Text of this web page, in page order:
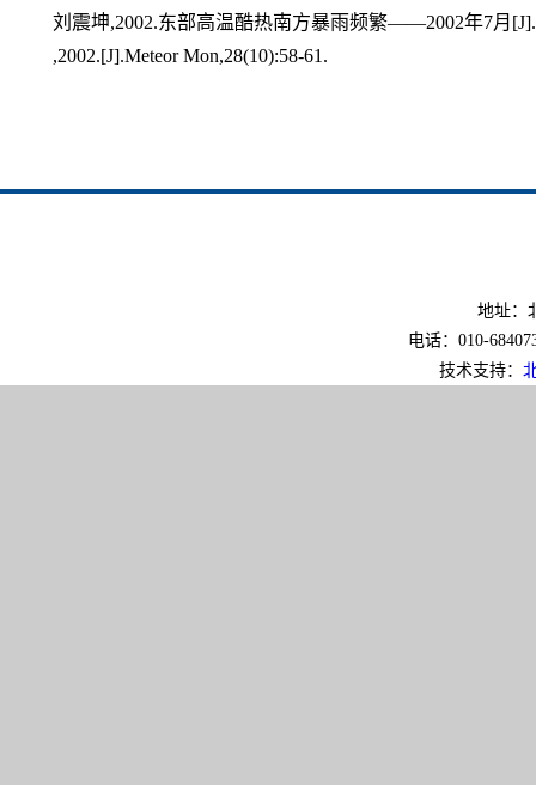
刘震坤,2002.东部高温酷热南方暴雨频繁——2002年7月[J].
,2002.[J].Meteor Mon,28(10):58-61.
地址：
电话：010-
技术支持：